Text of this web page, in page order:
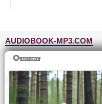
AUDIOBOOK-MP3.COM
Главная
Жанры
Блог
Топ-100